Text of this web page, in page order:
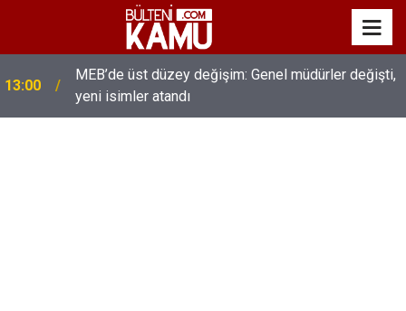
13:00
MEB’de üst düzey değişim: Genel müdürler değişti,
yeni isimler atandı